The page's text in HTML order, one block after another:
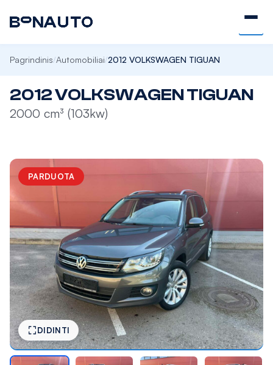
Pagrindinis/Automobiliai/2012 VOLKSWAGEN TIGUAN
2012 VOLKSWAGEN TIGUAN
2000 cm³ (103kw)
PARDUOTA
DIDINTI